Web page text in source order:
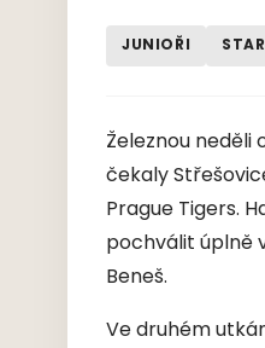
JUNIOŘI
Železnou
čekaly
Prague Tigers.
pochválit úplně
Beneš.
Ve druhém